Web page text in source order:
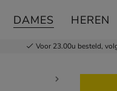
DAMES HEREN
Voor 23.00u besteld,